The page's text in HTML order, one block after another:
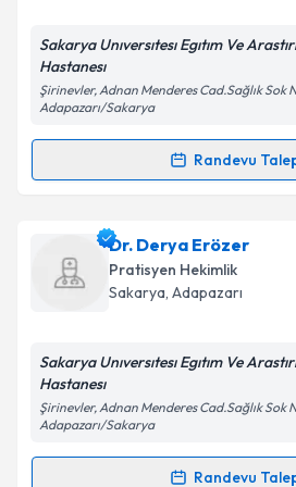
Kişisel verilerimin
'ni okudum ve kişisel
kapsamda işlenmesini
Takvim Talebini
Sakarya Unıversıtesı Egıtım Ve
Hastanesı
Şirinevler, Adnan Menderes Cad.Sağlık Sok
Adapazarı/Sakarya
Randevu
Randevu Takvimi Talebi
Dr. Cihan Berberiçin randevu
oluşturun. Size bu uzmandan
takvim hazırlandığında e-posta
Kişisel verilerimin
Metni'ni okudum ve kişisel
kapsamda işlenmesini kabul
Dr. Derya Erözer
Pratisyen Hekimlik
Sakarya, Adapazarı
Sakarya Unıversıtesı Egıtım Ve
Hastanesı
Şirinevler, Adnan Menderes Cad.Sağlık Sok
Adapazarı/Sakarya
Randevu